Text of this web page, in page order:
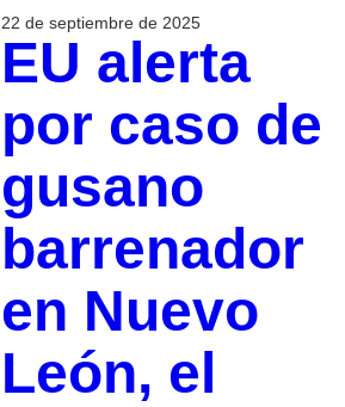
22 de septiembre de 2025
EU alerta
por caso de
gusano
barrenador
en Nuevo
León, el